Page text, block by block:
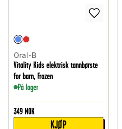
Oral-B
Vitality Kids elektrisk tannbørste
for barn, Frozen
På lager
349 NOK
KJØP